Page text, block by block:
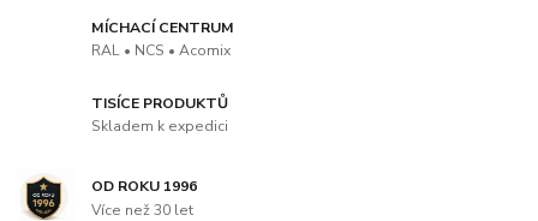
MÍCHACÍ CENTRUM
RAL • NCS • Acomix
TISÍCE PRODUKTŮ
Skladem k expedici
OD ROKU 1996
Více než 30 let